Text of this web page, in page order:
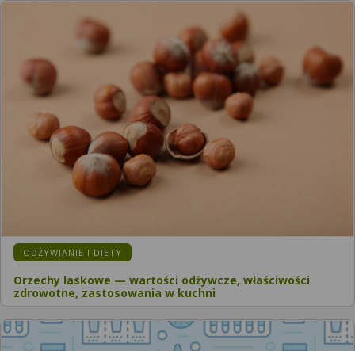
ODŻYWIANIE I DIETY
Orzechy laskowe — wartości odżywcze, właściwości
zdrowotne, zastosowania w kuchni